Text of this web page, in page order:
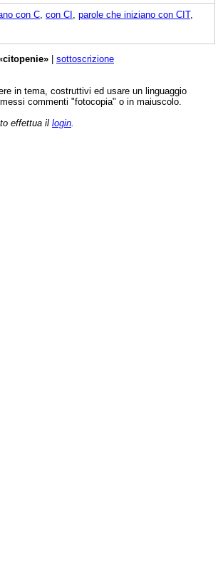
con C con CI parole che iniziano con CIT,
| sottoscrizione
in tema, costruttivi ed usare un linguaggio
commenti "fotocopia" o in maiuscolo.
effettua il login